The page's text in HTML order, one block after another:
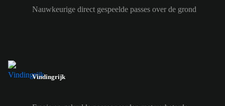
Nauwkeurige direct gespeelde passes over de grond
Vindingrijk